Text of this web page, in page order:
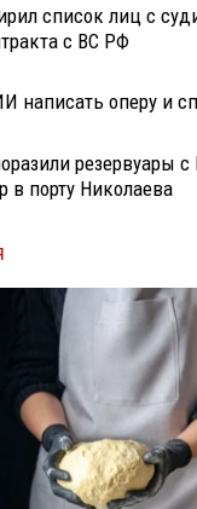
список лиц с
с ВС РФ
написать оперу и
резервуары с
в порту Николаева